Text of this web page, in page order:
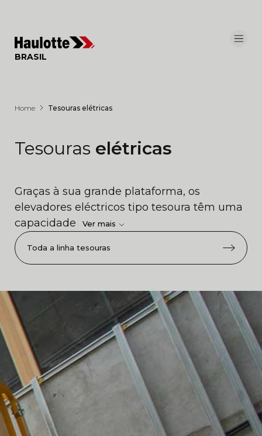
BRASIL
Home Tesouras elétricas
Tesouras elétricas
Graças à sua grande plataforma, os
elevadores eléctricos tipo tesoura têm uma
capacidade
Ver mais
Toda a linha tesouras